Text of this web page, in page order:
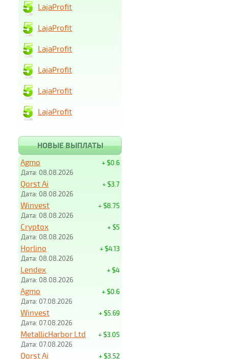
LajaProfit
LajaProfit
LajaProfit
LajaProfit
LajaProfit
LajaProfit
НОВЫЕ ВЫПЛАТЫ
+ $0.6
Agmo
Дата: 08.08.2026
+ $3.7
Qorst Ai
Дата: 08.08.2026
+ $8.75
Winvest
Дата: 08.08.2026
+ $5
Cryptox
Дата: 08.08.2026
+ $4.13
Horlino
Дата: 08.08.2026
+ $4
Lendex
Дата: 08.08.2026
+ $0.6
Agmo
Дата: 07.08.2026
+ $5.69
Winvest
Дата: 07.08.2026
+ $3.05
MetallicHarbor Ltd
Дата: 07.08.2026
+ $3.52
Qorst Ai